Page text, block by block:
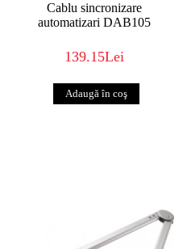
Cablu sincronizare
automatizari DAB105
139.15Lei